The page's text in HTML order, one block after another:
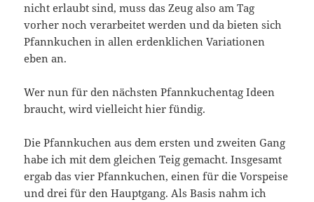
nicht erlaubt sind, muss das Zeug also am Tag
vorher noch verarbeitet werden und da bieten sich
Pfannkuchen in allen erdenklichen Variationen
eben an.
Wer nun für den nächsten Pfannkuchentag Ideen
braucht, wird vielleicht hier fündig.
Die Pfannkuchen aus dem ersten und zweiten Gang
habe ich mit dem gleichen Teig gemacht. Insgesamt
ergab das vier Pfannkuchen, einen für die Vorspeise
und drei für den Hauptgang. Als Basis nahm ich